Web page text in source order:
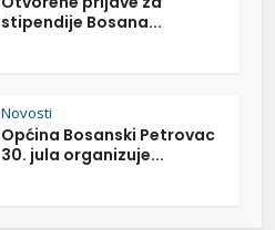
stipendije Bosana...
Novosti
Općina Bosanski Petrovac
30. jula organizuje...